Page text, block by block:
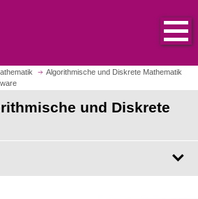
Algorithmische und Diskrete Mathematik
und Diskrete